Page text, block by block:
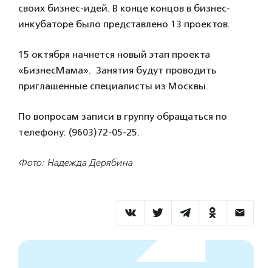
своих бизнес-идей. В конце концов в бизнес-
инкубаторе было представлено 13 проектов.
15 октября начнется новый этап проекта
«БизнесМама». Занятия будут проводить
приглашенные специалисты из Москвы.
По вопросам записи в группу обращаться по
телефону: (9603)72-05-25.
Фото: Надежда Дерябина